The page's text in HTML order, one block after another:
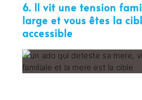
6. Il vit une tension
large et vous êtes la
accessible